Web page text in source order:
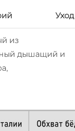
Уход
из
дышащий и